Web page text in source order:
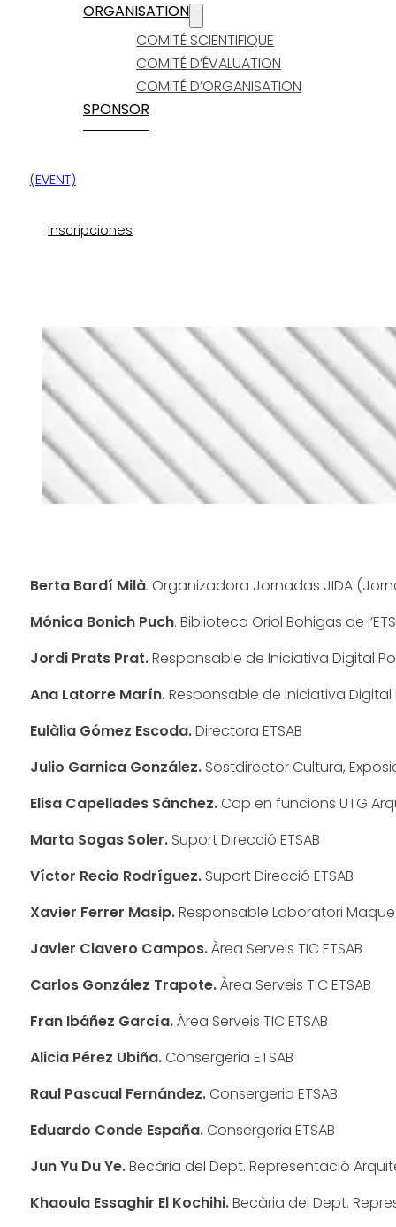
ORGANISATION
COMITÉ SCIENTIFIQUE
COMITÉ D’ÉVALUATION
COMITÉ D’ORGANISATION
SPONSOR
(EVENT)
Inscripciones
Berta Bardí Milà. Organizadora Jornadas JIDA
Mónica Bonich Puch. Biblioteca Oriol Bohigas de
Jordi Prats Prat.Responsable de Iniciativa Digital
Ana Latorre Marín.Responsable de Iniciativa Digital
Eulàlia Gómez Escoda.Directora ETSAB
Julio Garnica González. Sostdirector Cultura,
Elisa Capellades Sánchez.Cap en funcions UTG
Marta Sogas Soler. Suport Direcció ETSAB
Víctor Recio Rodríguez. Suport Direcció ETSAB
Xavier Ferrer Masip.Responsable Laboratori
Javier Clavero Campos.Àrea Serveis TIC ETSAB
Carlos González Trapote.Àrea Serveis TIC ETSAB
Fran Ibáñez García.Àrea Serveis TIC ETSAB
Alicia Pérez Ubiña.Consergeria ETSAB
Raul Pascual Fernández.Consergeria ETSAB
Eduardo Conde España.Consergeria ETSAB
Jun Yu Du Ye.Becària del Dept. Representació
Khaoula Essaghir El Kochihi.Becària del Dept.